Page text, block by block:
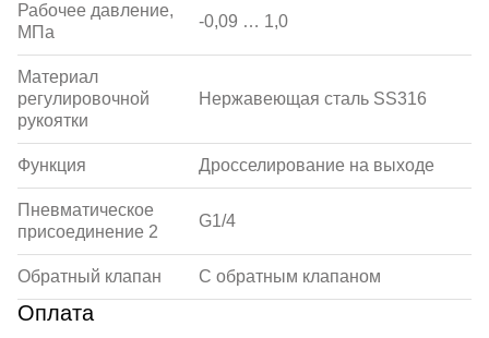
Рабочее давление,
МПа
-0,09 … 1,0
Материал
регулировочной
рукоятки
Нержавеющая сталь SS316
Функция Дросселирование на выходе
Пневматическое
присоединение 2
G1/4
Обратный клапан С обратным клапаном
Оплата